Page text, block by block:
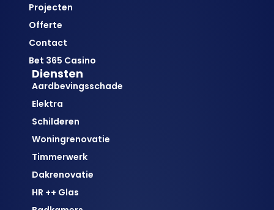
Projecten
Offerte
Contact
Bet 365 Casino
Diensten
Aardbevingsschade
Elektra
Schilderen
Woningrenovatie
Timmerwerk
Dakrenovatie
HR ++ Glas